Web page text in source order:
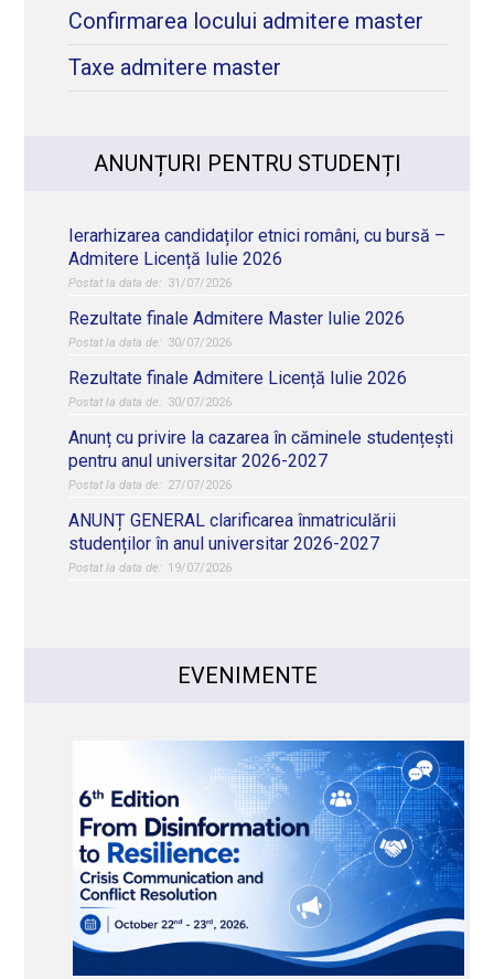
Management
Confirmarea locului admitere master
Taxe admitere master
ANUNȚURI PENTRU STUDENȚI
Ierarhizarea candidaților etnici români, cu bursă –
Admitere Licență Iulie 2026
31/07/2026
Rezultate finale Admitere Master Iulie 2026
30/07/2026
Rezultate finale Admitere Licență Iulie 2026
30/07/2026
Anunț cu privire la cazarea în căminele studențești
pentru anul universitar 2026-2027
27/07/2026
ANUNȚ GENERAL clarificarea înmatriculării
studenților în anul universitar 2026-2027
19/07/2026
EVENIMENTE